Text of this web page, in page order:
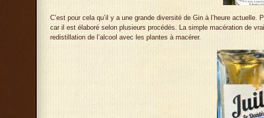
C’est pour cela qu’il y a une grande diversité de Gin à l’heure
car il est élaboré selon plusieurs procédés. La simple macération de
redistillation de l’alcool avec les plantes à macérer.